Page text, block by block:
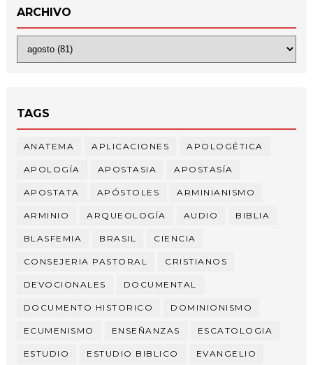
ARCHIVO
TAGS
ANATEMA APLICACIONES APOLOGÉTICA
APOLOGÍA APOSTASIA APOSTASÍA
APOSTATA APÓSTOLES ARMINIANISMO
ARMINIO ARQUEOLOGÍA AUDIO BIBLIA
BLASFEMIA BRASIL CIENCIA
CONSEJERIA PASTORAL CRISTIANOS
DEVOCIONALES DOCUMENTAL
DOCUMENTO HISTORICO DOMINIONISMO
ECUMENISMO ENSEÑANZAS ESCATOLOGIA
ESTUDIO ESTUDIO BIBLICO EVANGELIO